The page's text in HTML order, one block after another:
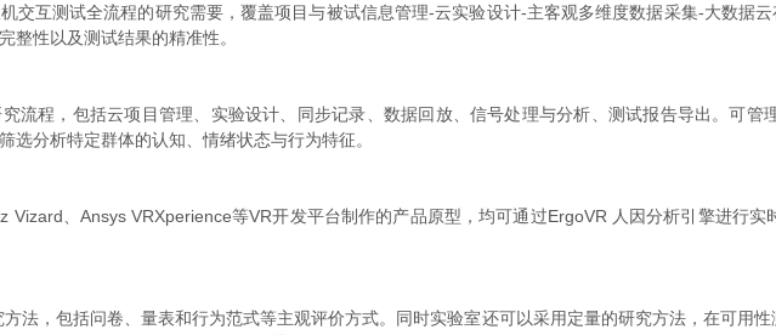
交互测试全流程的研究需要，覆盖项目与被试信息管理-云实验设计-主客观多维度数据采集-大数据
整性以及测试结果的精准性。
流程，包括云项目管理、实验设计、同步记录、数据回放、信号处理与分析、测试报告导出。可
选分析特定群体的认知、情绪状态与行为特征。
Vizard、Ansys VRXperience等VR开发平台制作的产品原型，均可通过ErgoVR 人因分析引擎进行
法，包括问卷、量表和行为范式等主观评价方式。同时实验室还可以采用定量的研究方法，在可用